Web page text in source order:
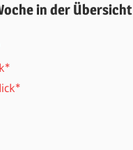
in der Übersicht